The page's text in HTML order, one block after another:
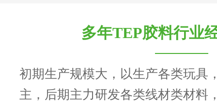
多年TEP胶料行业
初期生产规模大，以生产各类玩具
主，后期主力研发各类线材类材料